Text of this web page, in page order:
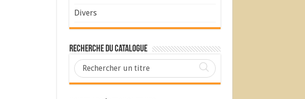
Divers
Recherche du Catalogue